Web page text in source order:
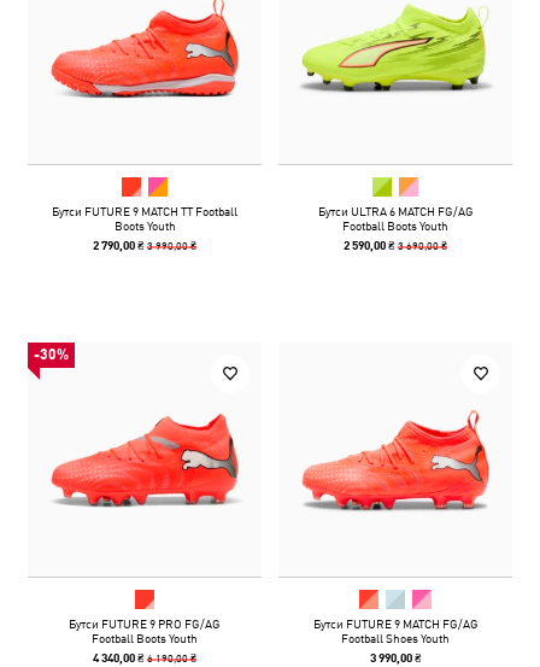
Бутси FUTURE 9 MATCH TT Football
Boots Youth
2 790,00 ₴3 990,00 ₴
Бутси ULTRA 6 MATCH FG/AG
Football Boots Youth
2 590,00 ₴3 690,00 ₴
-30%
Бутси FUTURE 9 PRO FG/AG
Football Boots Youth
4 340,00 ₴6 190,00 ₴
Бутси FUTURE 9 MATCH FG/AG
Football Shoes Youth
3 990,00 ₴